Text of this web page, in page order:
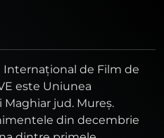
de Film de
este Uniunea
jud. Mureş.
din decembrie